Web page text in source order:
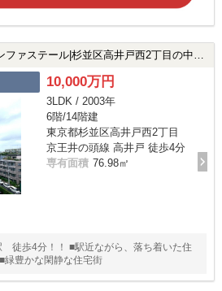
10,000万円
3LDK / 2003年
6階/14階建
東京都杉並区高井戸西2丁目
京王井の頭線 高井戸 徒歩4分
専有面積 76.98㎡
徒歩4分！！ ■駅近ながら、落ち着いた住
緑豊かな閑静な住宅街